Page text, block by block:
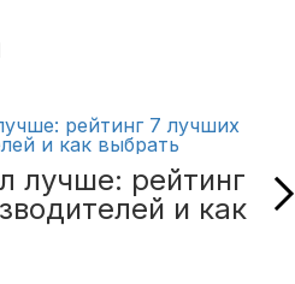
лучше: рейтинг
и как